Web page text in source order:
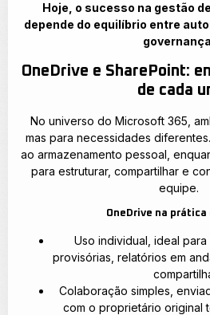
Hoje, o sucesso na gestão
depende do equilíbrio entre
OneDrive e SharePoint:
de cada
No universo do Microsoft 365,
mas para necessidades
ao armazenamento pessoal,
para estruturar, compartilhar e
equipe.
OneDrive na
Uso individual, ideal para
provisórias, relatórios em
Colaboração simples,
com o proprietário original